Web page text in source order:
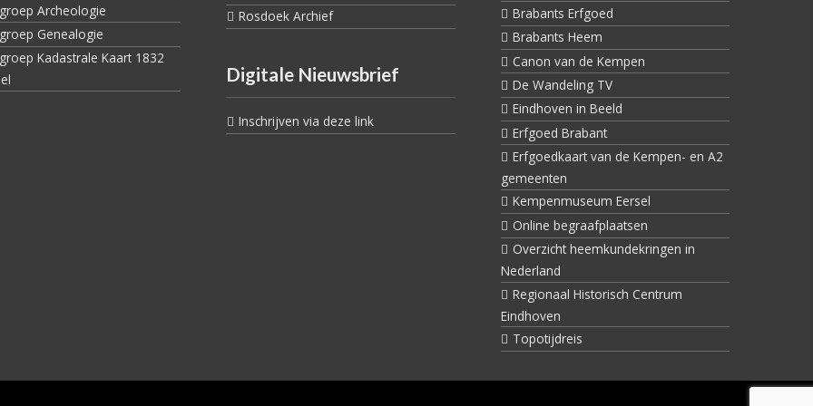
Archeologie
Genealogie
Kadastrale Kaart 1832
Rosdoek Archief
Digitale Nieuwsbrief
Inschrijven via deze link
Brabants Erfgoed
Brabants Heem
Canon van de Kempen
De Wandeling TV
Eindhoven in Beeld
Erfgoed Brabant
Erfgoedkaart van de Kempen- en A2
gemeenten
Kempenmuseum Eersel
Online begraafplaatsen
Overzicht heemkundekringen in
Nederland
Regionaal Historisch Centrum
Eindhoven
Topotijdreis